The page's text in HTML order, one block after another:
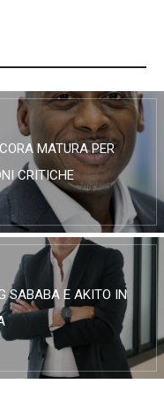
MATURA PER
CRITICHE
SABABA E AKITO IN